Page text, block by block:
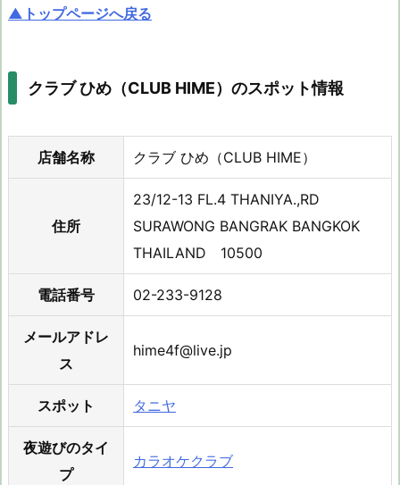
▲トップページへ戻る
クラブ ひめ（CLUB HIME）のスポット情報
店舗名称 クラブ ひめ（CLUB HIME）
住所
23/12-13 FL.4 THANIYA.,RD
SURAWONG BANGRAK BANGKOK
THAILAND 10500
電話番号 02-233-9128
メールアドレ
ス
hime4f@live.jp
スポット タニヤ
夜遊びのタイ
プ
カラオケクラブ